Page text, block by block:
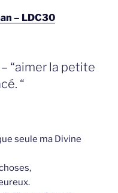
– LDC30
“aimer la petite
“
seule ma Divine